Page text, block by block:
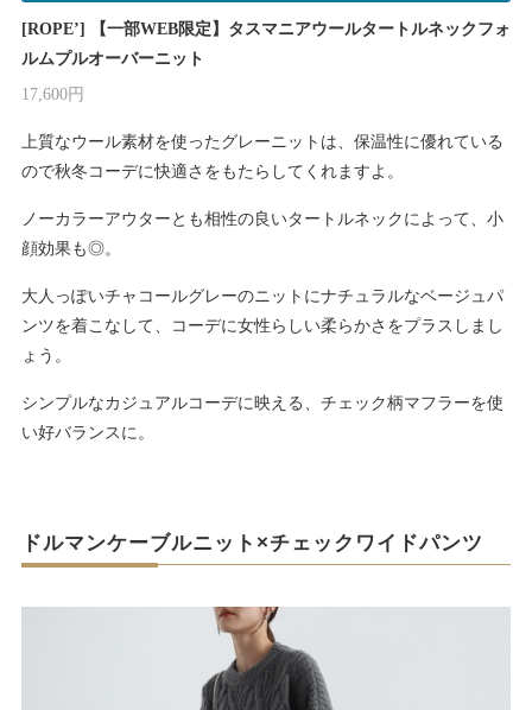
[ROPE’] 【一部WEB限定】タスマニアウールタートルネックフォ
ルムプルオーバーニット
17,600円
上質なウール素材を使ったグレーニットは、保温性に優れている
ので秋冬コーデに快適さをもたらしてくれますよ。
ノーカラーアウターとも相性の良いタートルネックによって、小
顔効果も◎。
大人っぽいチャコールグレーのニットにナチュラルなベージュパ
ンツを着こなして、コーデに女性らしい柔らかさをプラスしまし
ょう。
シンプルなカジュアルコーデに映える、チェック柄マフラーを使
い好バランスに。
ドルマンケーブルニット×チェックワイドパンツ